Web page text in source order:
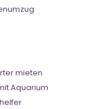
mieten
Aquarium